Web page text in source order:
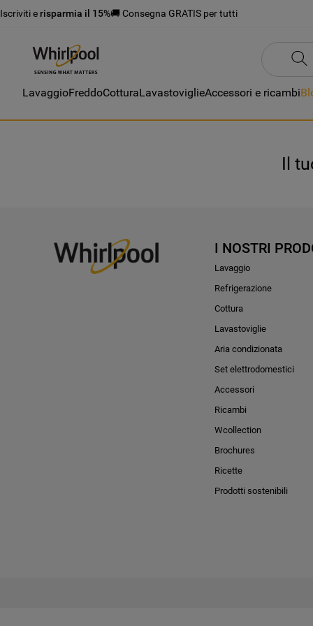
Iscriviti e risparmia il 15%🚚 Consegna GRATIS per tutti
LavaggioFreddoCotturaLavastoviglieAccessori e ricambi
Il
I NOSTRI
Lavaggio
Refrigerazione
Cottura
Lavastoviglie
Aria condizionata
Set elettrodomestici
Accessori
Ricambi
Wcollection
Brochures
Ricette
Prodotti sostenibili